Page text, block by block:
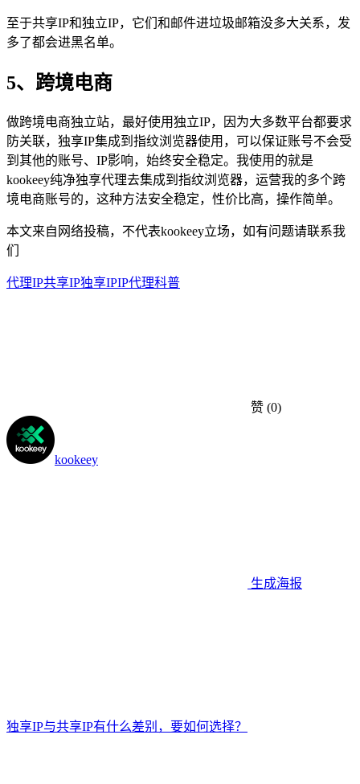
至于共享IP和独立IP，它们和邮件进垃圾邮箱没多大关系，发
多了都会进黑名单。
5、跨境电商
做跨境电商独立站，最好使用独立IP，因为大多数平台都要求
防关联，独享IP集成到指纹浏览器使用，可以保证账号不会受
到其他的账号、IP影响，始终安全稳定。我使用的就是
kookeey纯净独享代理去集成到指纹浏览器，运营我的多个跨
境电商账号的，这种方法安全稳定，性价比高，操作简单。
本文来自网络投稿，不代表kookeey立场，如有问题请联系我
们
代理IP共享IP独享IPIP代理科普
赞 (0)
kookeey
生成海报
独享IP与共享IP有什么差别，要如何选择？